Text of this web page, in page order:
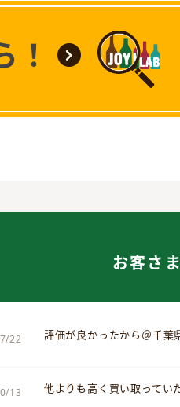
！
お客さ
22 評価が良かったから＠千葉
13 他よりも高く買い取ってい